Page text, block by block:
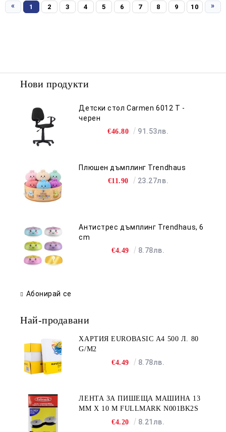
«
1 2 3 4 5 6 7 8 9 10 »
Нови продукти
Детски стол Carmen 6012 T -
черен
€46.80 91.53лв.
Плюшен дъмплинг Trendhaus
€11.90 23.27лв.
Антистрес дъмплинг Trendhaus, 6
cm
€4.49 8.78лв.
Абонирай се
Най-продавани
ХАРТИЯ EUROBASIC А4 500 Л. 80
G/M2
€4.49
8.78лв.
ЛЕНТА ЗА ПИШЕЩА МАШИНА 13
MM X 10 M FULLMARK N001BK2S
€4.20
8.21лв.